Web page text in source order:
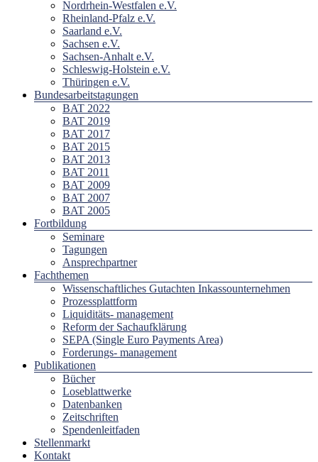
Nordrhein-Westfalen e.V.
Rheinland-Pfalz e.V.
Saarland e.V.
Sachsen e.V.
Sachsen-Anhalt e.V.
Schleswig-Holstein e.V.
Thüringen e.V.
Bundesarbeitstagungen
BAT 2022
BAT 2019
BAT 2017
BAT 2015
BAT 2013
BAT 2011
BAT 2009
BAT 2007
BAT 2005
Fortbildung
Seminare
Tagungen
Ansprechpartner
Fachthemen
Wissenschaftliches Gutachten Inkassounternehmen
Prozessplattform
Liquiditäts- management
Reform der Sachaufklärung
SEPA (Single Euro Payments Area)
Forderungs- management
Publikationen
Bücher
Loseblattwerke
Datenbanken
Zeitschriften
Spendenleitfaden
Stellenmarkt
Kontakt